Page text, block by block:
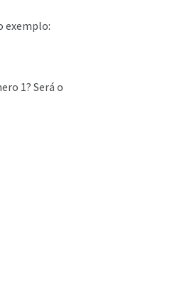
exemplo:
1? Será o